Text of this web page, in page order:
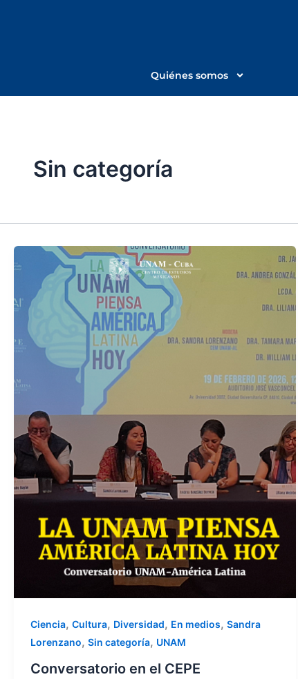
Quiénes somos
Sin categoría
Ciencia, Cultura, Diversidad, En medios, Sandra
Lorenzano, Sin categoría, UNAM
Conversatorio en el CEPE